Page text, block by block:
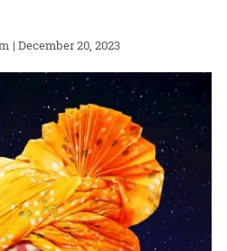
| December 20, 2023